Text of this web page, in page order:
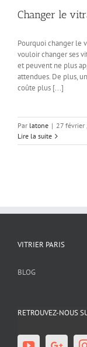
Changer le
Pourquoi changer le
vouloir changer ses
et peuvent ne plus
attendues. De plus,
coûte plus [...]
Par latone | 27 février
Lire la suite
VITRIER PARIS
BLOG
RETROUVEZ-NOUS